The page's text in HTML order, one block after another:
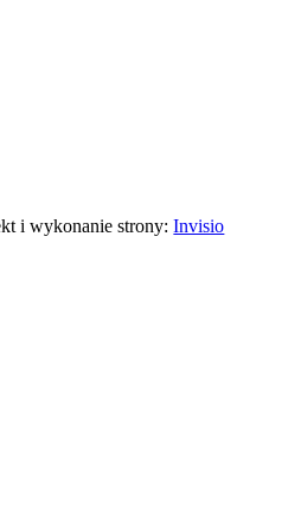
i wykonanie strony:Invisio